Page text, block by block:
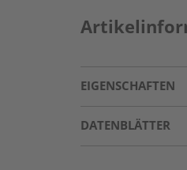
EIGENSCHAFTEN
DATENBLÄTTER